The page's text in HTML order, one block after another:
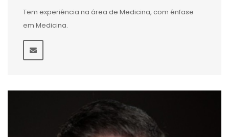
Tem experiência na área de Medicina, com ênfase
em Medicina.